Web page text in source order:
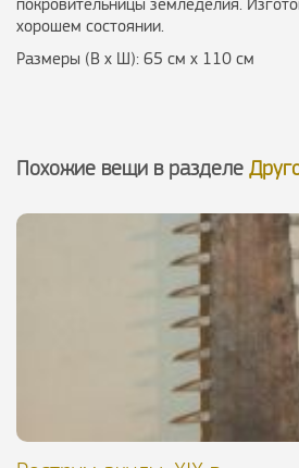
покровительницы земледелия.
хорошем состоянии.
Размеры (В х Ш): 65 см х 110 см
Похожие вещи в разделе